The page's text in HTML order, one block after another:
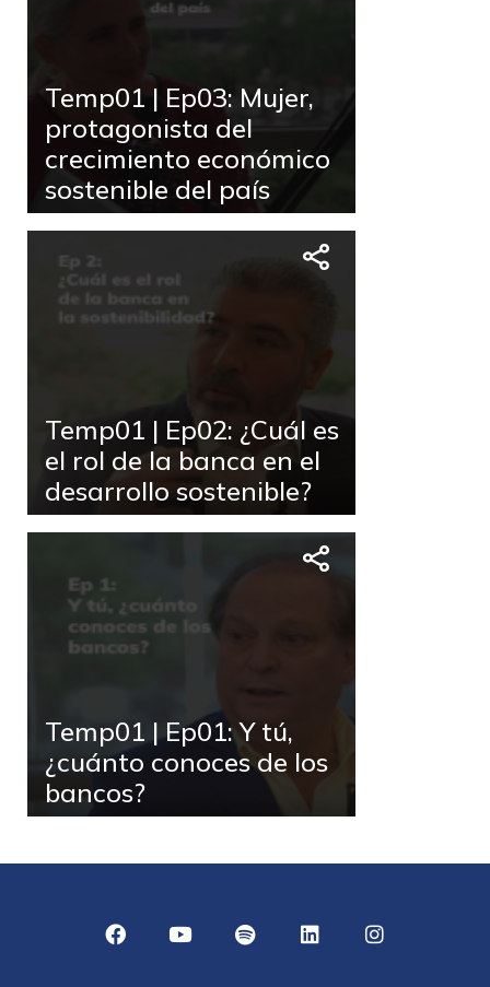
Temp01 | Ep03: Mujer,
protagonista del
crecimiento económico
sostenible del país
Temp01 | Ep02: ¿Cuál es
el rol de la banca en el
desarrollo sostenible?
Temp01 | Ep01: Y tú,
¿cuánto conoces de los
bancos?